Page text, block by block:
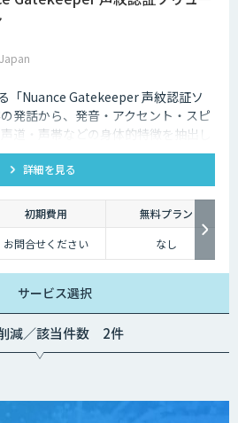
「Nuance Gatekeeper 声紋認証ソ
発話から、発音・アクセント・スピ
道・声帯などの身体的特徴を抽出し
を利用し本人確認を可能にする生体
詳細を見る
初期費用
無料プラン
お問合せください なし
サービス選択
減／該当件数 2件